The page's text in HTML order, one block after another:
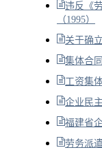
违反《
（1995）
关于确
集体合
工资集
企业民
福建省
劳务派